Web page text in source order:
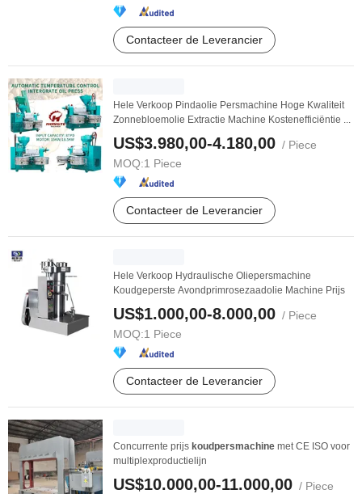
Contacteer de Leverancier
Hele Verkoop Pindaolie Persmachine Hoge Kwaliteit
Zonnebloemolie Extractie Machine Kostenefficiëntie ...
US$3.980,00-4.180,00 / Piece
MOQ:1 Piece
Contacteer de Leverancier
Hele Verkoop Hydraulische Oliepersmachine
Koudgeperste Avondprimrosezaadolie Machine Prijs
US$1.000,00-8.000,00 / Piece
MOQ:1 Piece
Contacteer de Leverancier
Concurrente prijs koudpersmachine met CE ISO voor
multiplexproductielijn
US$10.000,00-11.000,00 / Piece